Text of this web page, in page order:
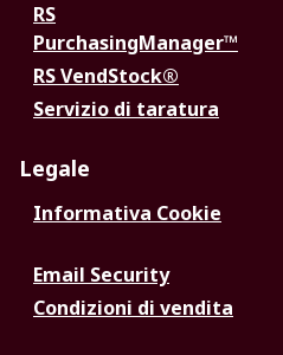
RS
PurchasingManager™
RS VendStock®
Servizio di taratura
Legale
Informativa Cookie
Email Security
Condizioni di vendita